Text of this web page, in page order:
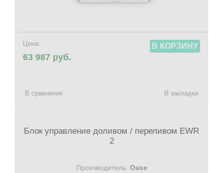
Цена:
63 987 руб.
В КОРЗИНУ
В сравнения В закладки
Блок управление доливом / переливом EWR
2
Производитель: Oase